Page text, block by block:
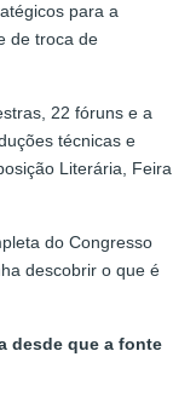
para a
de troca de
22 fóruns e a
técnicas e
Literária, Feira
do Congresso
descobrir o que é
desde que a fonte